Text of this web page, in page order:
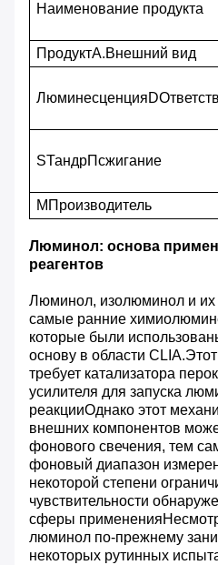
Наименование продукта
П родуктА.Внешний вид
ЛюминесценцияD
SТандрПсжигание
М Производитель
Люминол: основа
реагентов
Люминол, изолюминол и их
самые ранние
которые были
основу в области
требует катализатора
усилителя для запуска
реакцииОднако этот
внешних компонентов
фонового свечения, тем
фоновый диапазон
некоторой степени
чувствительности
сферы
люминол по-прежнему
некоторых рутинных